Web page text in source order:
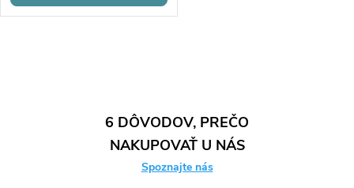
6 DÔVODOV, PREČO
NAKUPOVAŤ U NÁS
Spoznajte nás